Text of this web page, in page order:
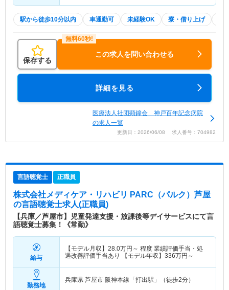
駅から徒歩10分以内 車通勤可 未経験OK 寮・借り上げ
保存する
この求人を問い合わせる
詳細を見る
医療法人社団顕鐘会 神戸百年記念病院
の求人一覧
更新日：2026/06/08 求人番号：704982
言語聴覚士 正職員
株式会社メディケア・リハビリ PARC（パルク）芦屋
の言語聴覚士求人(正職員)
【兵庫／芦屋市】児童発達支援・放課後等デイサービスにて言
語聴覚士募集！《常勤》
給与
【モデル月収】 28.0万円～ 程度 業績評価手当・処
遇改善評価手当あり 【モデル年収】 336万円～
勤務地
兵庫県 芦屋市 阪神本線「打出駅」（徒歩2分）